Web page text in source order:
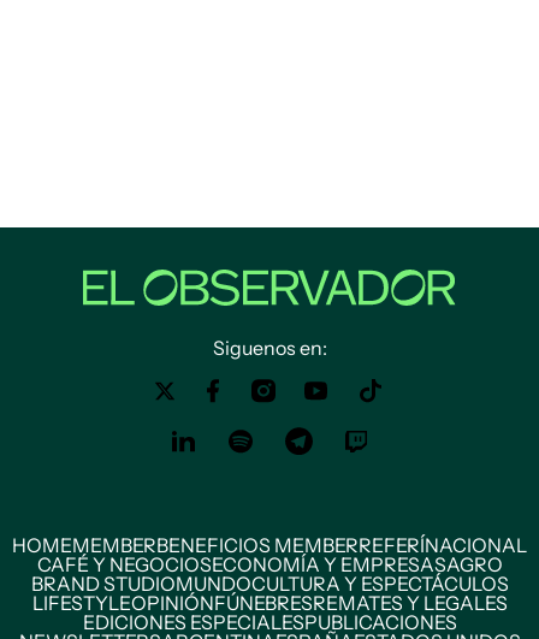
Siguenos en:
HOMEMEMBERBENEFICIOS MEMBERREFERÍNACIONAL
CAFÉ Y NEGOCIOSECONOMÍA Y EMPRESASAGRO
BRAND STUDIOMUNDOCULTURA Y ESPECTÁCULOS
LIFESTYLEOPINIÓNFÚNEBRESREMATES Y LEGALES
EDICIONES ESPECIALESPUBLICACIONES